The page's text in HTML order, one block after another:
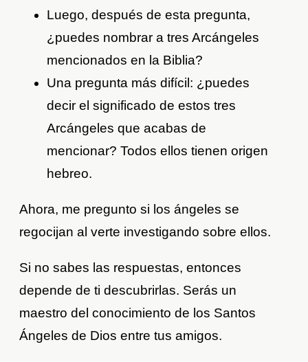
Luego, después de esta pregunta,
¿puedes nombrar a tres Arcángeles
mencionados en la Biblia?
Una pregunta más difícil: ¿puedes
decir el significado de estos tres
Arcángeles que acabas de
mencionar? Todos ellos tienen origen
hebreo.
Ahora, me pregunto si los ángeles se
regocijan al verte investigando sobre ellos.
Si no sabes las respuestas, entonces
depende de ti descubrirlas. Serás un
maestro del conocimiento de los Santos
Ángeles de Dios entre tus amigos.